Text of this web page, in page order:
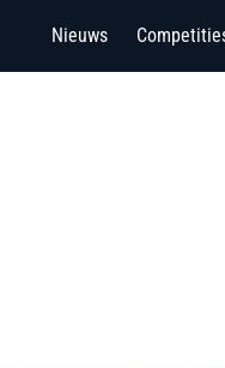
Nieuws